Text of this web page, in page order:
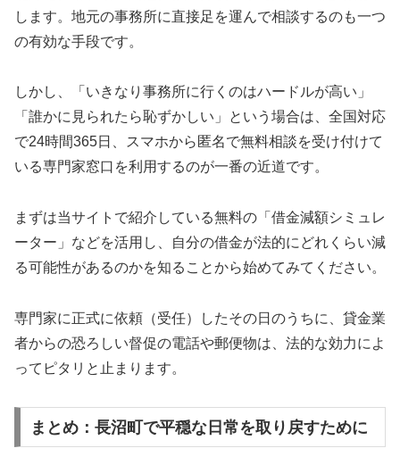
します。地元の事務所に直接足を運んで相談するのも一つ
の有効な手段です。
しかし、「いきなり事務所に行くのはハードルが高い」
「誰かに見られたら恥ずかしい」という場合は、全国対応
で24時間365日、スマホから匿名で無料相談を受け付けて
いる専門家窓口を利用するのが一番の近道です。
まずは当サイトで紹介している無料の「借金減額シミュレ
ーター」などを活用し、自分の借金が法的にどれくらい減
る可能性があるのかを知ることから始めてみてください。
専門家に正式に依頼（受任）したその日のうちに、貸金業
者からの恐ろしい督促の電話や郵便物は、法的な効力によ
ってピタリと止まります。
まとめ：長沼町で平穏な日常を取り戻すために